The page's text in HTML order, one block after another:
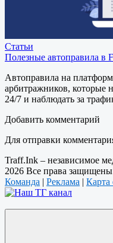
Статьи
Полезные автоправила в
Автоправила на
арбитражников, которые
24/7 и наблюдать за
Добавить комментарий
Для отправки
Traff.Ink – независимое
2026 Все права
Команда | Реклама | Карта